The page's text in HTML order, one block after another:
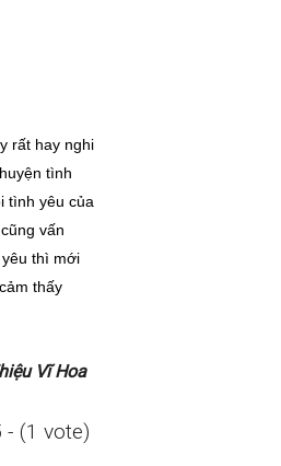
rất hay nghi
tình
tình yêu của
vấn
thì mới
thấy
Vĩ Hoa
- (1 vote)